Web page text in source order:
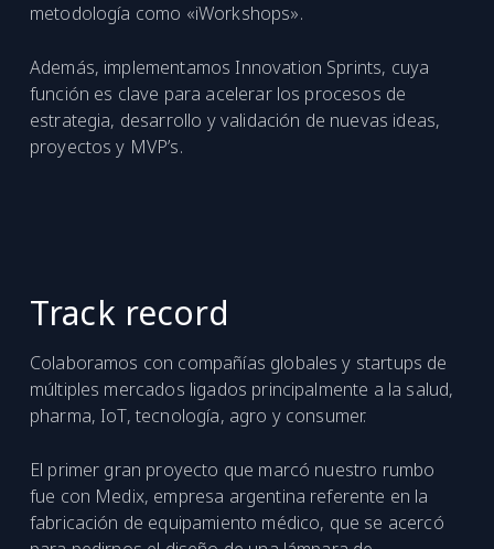
metodología como «iWorkshops».
Además, implementamos Innovation Sprints, cuya
función es clave para acelerar los procesos de
estrategia, desarrollo y validación de nuevas ideas,
proyectos y MVP’s.
Track record
Colaboramos con compañías globales y startups de
múltiples mercados ligados principalmente a la salud,
pharma, IoT, tecnología, agro y consumer.
El primer gran proyecto que marcó nuestro rumbo
fue con Medix, empresa argentina referente en la
fabricación de equipamiento médico, que se acercó